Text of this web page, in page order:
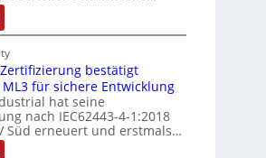
e
s
s
u
n
e
k
o
m
b
i
n
c
Zertifizierung bestätigt
für sichere Entwicklung
hat seine
nach IEC62443-4-1:2018
Süd erneuert und erstmals…